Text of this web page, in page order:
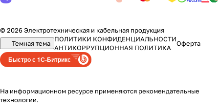
© 2026 Электротехническая и кабельная продукция
Темная тема
ПОЛИТИКИ КОНФИДЕНЦИАЛЬНОСТИ
АНТИКОРРУПЦИОННАЯ ПОЛИТИКА
Оферта
Быстро с 1С-Битрикс
На информационном ресурсе применяются рекомендательные
технологии.